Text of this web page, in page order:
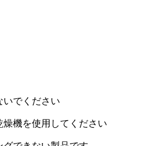
いでください
燥機を使用してください